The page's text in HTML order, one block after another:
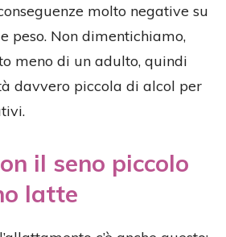
molto negative su
peso. Non dimentichiamo,
meno di un adulto, quindi
davvero piccola di alcol per
il seno piccolo
latte